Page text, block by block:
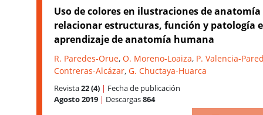
Uso de colores en ilustraciones de
relacionar estructuras, función y patología
aprendizaje de anatomía humana
R. Paredes-Orue, O. Moreno-Loaiza, P. Valencia-
Contreras-Alcázar, G. Chuctaya-Huarca
Revista22 (4) | Fecha de publicación
Agosto 2019 | Descargas864